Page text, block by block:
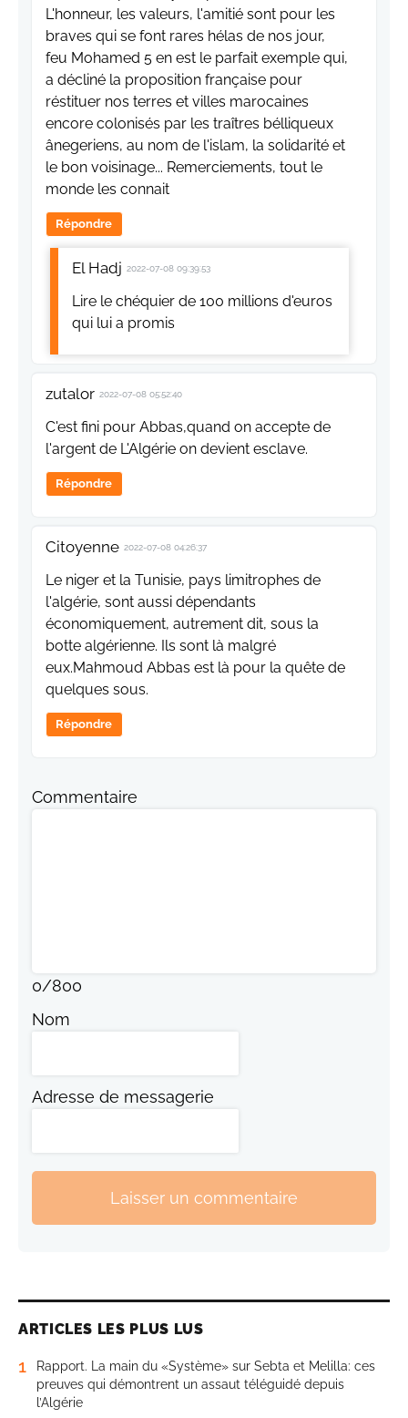
L'honneur, les valeurs, l'amitié sont pour les
braves qui se font rares hélas de nos jour,
feu Mohamed 5 en est le parfait exemple qui,
a décliné la proposition française pour
réstituer nos terres et villes marocaines
encore colonisés par les traîtres bélliqueux
ânegeriens, au nom de l'islam, la solidarité et
le bon voisinage... Remerciements, tout le
monde les connait
Répondre
El Hadj 2022-07-08 09:39:53
Lire le chéquier de 100 millions d'euros
qui lui a promis
zutalor 2022-07-08 05:52:40
C'est fini pour Abbas,quand on accepte de
l'argent de L'Algérie on devient esclave.
Répondre
Citoyenne 2022-07-08 04:26:37
Le niger et la Tunisie, pays limitrophes de
l'algérie, sont aussi dépendants
économiquement, autrement dit, sous la
botte algérienne. Ils sont là malgré
eux.Mahmoud Abbas est là pour la quête de
quelques sous.
Répondre
Commentaire
0/800
Nom
Adresse de messagerie
Laisser un commentaire
ARTICLES LES PLUS LUS
1
Rapport. La main du «Système» sur Sebta et Melilla: ces
preuves qui démontrent un assaut téléguidé depuis
l’Algérie